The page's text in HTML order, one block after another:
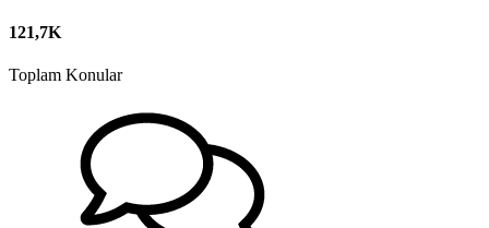
121,7K
Toplam Konular